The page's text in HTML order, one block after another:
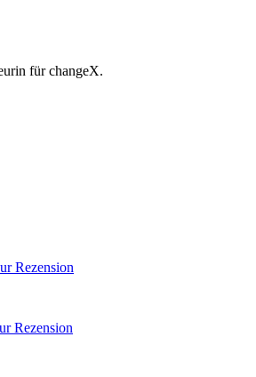
für changeX.
Rezension
Rezension